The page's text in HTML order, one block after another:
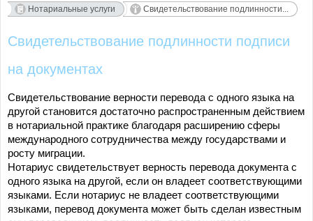
Нотариальные услуги
Свидетельствование подлинности...
Свидетельствование подлинности подписи
на документах
Свидетельствование верности перевода с одного языка на
другой становится достаточно распространенным действием
в нотариальной практике благодаря расширению сферы
международного сотрудничества между государствами и
росту миграции.
Нотариус свидетельствует верность перевода документа с
одного языка на другой, если он владеет соответствующими
языками. Если нотариус не владеет соответствующими
языками, перевод документа может быть сделан известным